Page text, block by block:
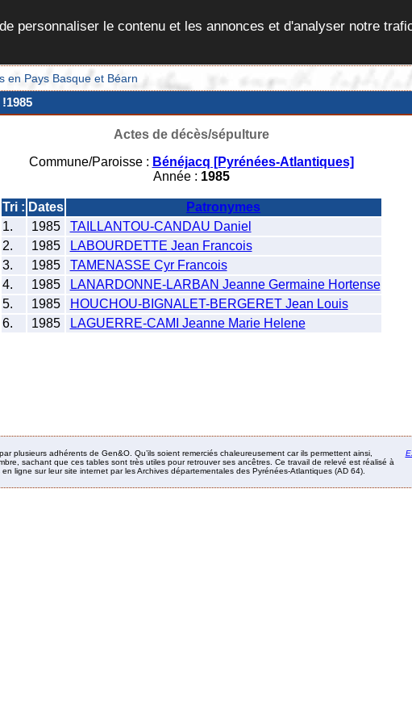
personnaliser le contenu et les annonces et d'analyser notre
en Pays Basque et Béarn
!1985
Actes de décès/sépulture
Commune/Paroisse : Bénéjacq [Pyrénées-Atlantiques]
Année : 1985
Tri : Dates
Patronymes
1.
1985
TAILLANTOU-CANDAU Daniel
2.
1985
LABOURDETTE Jean Francois
3.
1985
TAMENASSE Cyr Francois
4.
1985
LANARDONNE-LARBAN Jeanne Germaine Hortense
5.
1985
HOUCHOU-BIGNALET-BERGERET Jean Louis
6.
1985 LAGUERRE-CAMI Jeanne Marie Helene
plusieurs adhérents de Gen&O. Qu’ils soient remerciés chaleureusement car ils permettent ainsi,
sachant que ces tables sont très utiles pour retrouver ses ancêtres. Ce travail de relevé est réalisé à
ligne sur leur site internet par les Archives départementales des Pyrénées-Atlantiques (AD 64).